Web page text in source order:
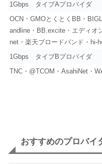
1Gbps タイプAプロバイダ
OCN・GMOとくとくBB・
andline・BB.excite・エディオ
net・楽天ブロードバンド・hi-
1Gbps タイプBプロバイダ
TNC・@TCOM・AsahiNet・
おすすめのプロバイ